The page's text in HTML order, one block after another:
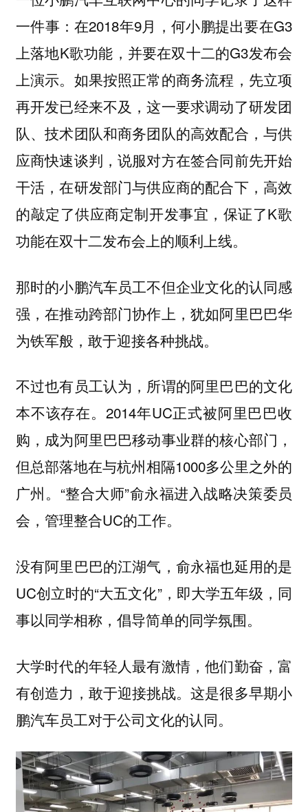
一件事：在2018年9月，何小鹏提出要在G3
上落地K歌功能，并要在双十二的G3发布会
上演示。如果按照正常的商务流程，先立项
再开发已经来不及，这一要求调动了研发团
队、技术团队和商务团队的高效配合，与供
应商快速谈判，说服对方在签合同前先开始
干活，在研发部门与供应商的配合下，高效
的敲定了供应商定制开发事宜，保证了K歌
功能在双十二发布会上的顺利上线。
那时的小鹏汽车员工不但企业文化的认同感
强，在推动跨部门协作上，犹如阿里巴巴华
为铁军般，敢于迎接各种挑战。
不过也有员工认为，所谓的阿里巴巴的文化
本不该存在。2014年UC正式被阿里巴巴收
购，成为阿里巴巴移动事业群的核心部门，
但总部落地在与杭州相隔1000多公里之外的
广州。“整合大师”俞永福进入战略决策委员
会，管理整合UC的工作。
没有阿里巴巴的江湖气，俞永福也延用的是
UC创立时的“大五文化”，即大学五年级，同
事以同学相称，倡导简单的同学氛围。
大学时代的年轻人最有激情，他们勤奋，富
有创造力，敢于迎接挑战。这是很多早期小
鹏汽车员工对于公司文化的认同。